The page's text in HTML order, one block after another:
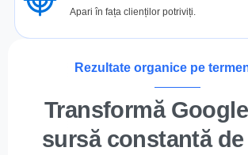
Apari în fața clienților potriviți.
Rezultate organice pe
Transformă
sursă constantă de